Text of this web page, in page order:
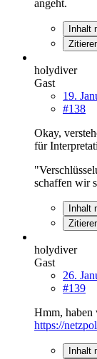
angeht.
Inhalt
holydiver
Gast
19.
#138
Okay,
für
schaffen wir
Inhalt
holydiver
Gast
26.
#139
Hmm, haben
https://
Inhalt